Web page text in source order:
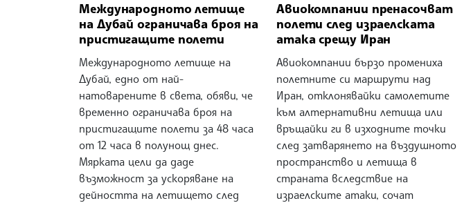
Международното летище
на Дубай ограничава броя на
пристигащите полети
Международното летище на
Дубай, едно от най-
натоварените в света, обяви, че
временно ограничава броя на
пристигащите полети за 48 часа
от 12 часа в полунощ днес.
Мярката цели да даде
възможност за ускоряване на
дейността на летището след
Авиокомпании пренасочват
полети след израелската
атака срещу Иран
Авиокомпании бързо промениха
полетните си маршрути над
Иран, отклонявайки самолетите
към алтернативни летища или
връщайки ги в изходните точки
след затварянето на въздушното
пространство и летища в
страната вследствие на
израелските атаки, сочат